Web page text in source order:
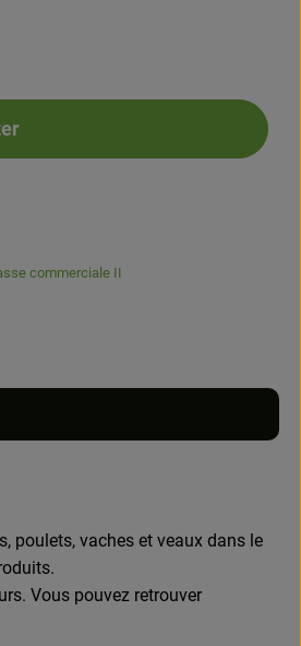
le produit au panier
commerciale II
poulets, vaches et veaux dans le
Vous pouvez retrouver